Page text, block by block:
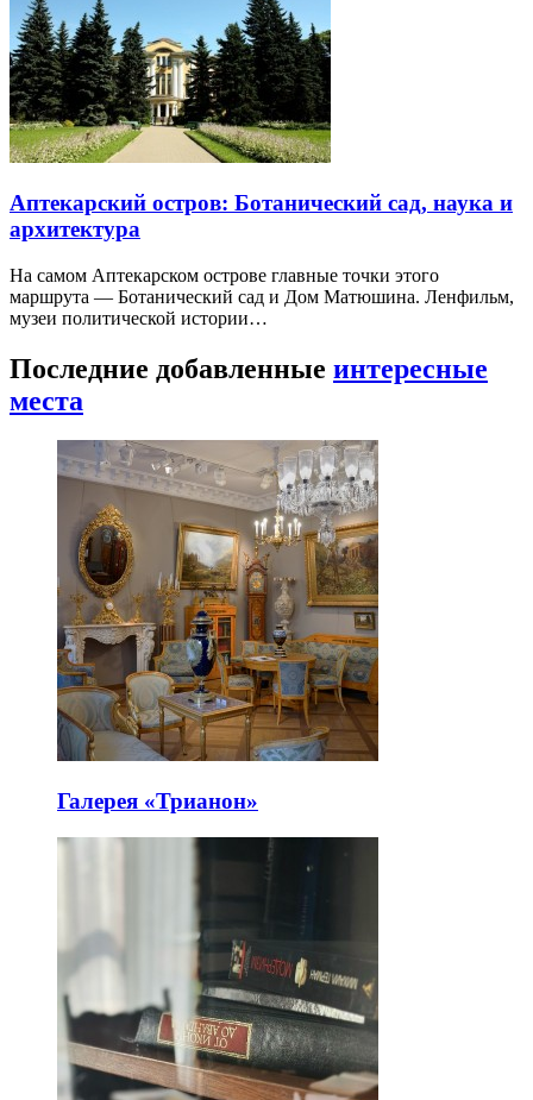
Аптекарский остров: Ботанический сад, наука и
архитектура
На самом Аптекарском острове главные точки этого
маршрута — Ботанический сад и Дом Матюшина. Ленфильм,
музеи политической истории…
Последние добавленные интересные
места
Галерея «Трианон»